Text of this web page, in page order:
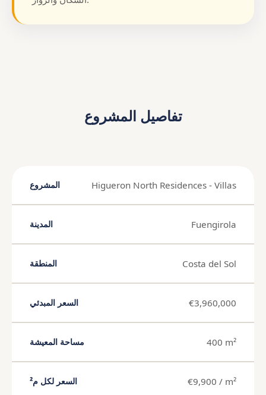
تفاصيل المشروع
المشروع Higueron North Residences - Villas
المدينة Fuengirola
المنطقة Costa del Sol
السعر المبدئي €3,960,000
مساحة المعيشة 400 m²
السعر لكل م² €9,900 / m²